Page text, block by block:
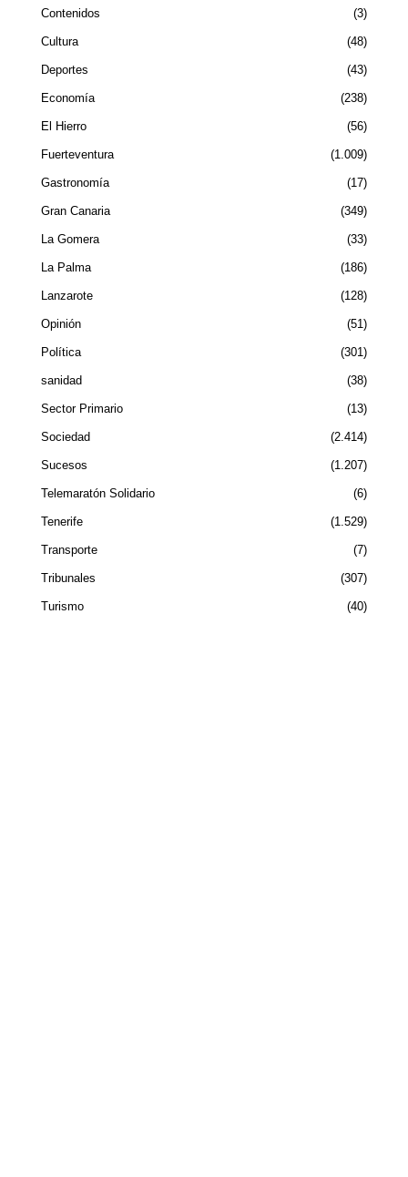
Contenidos 3
Cultura 48
Deportes 43
Economía 238
El Hierro 56
Fuerteventura 1.009
Gastronomía 17
Gran Canaria 349
La Gomera 33
La Palma 186
Lanzarote 128
Opinión 51
Política 301
sanidad 38
Sector Primario 13
Sociedad 2.414
Sucesos 1.207
Telemaratón Solidario 6
Tenerife 1.529
Transporte 7
Tribunales 307
Turismo 40